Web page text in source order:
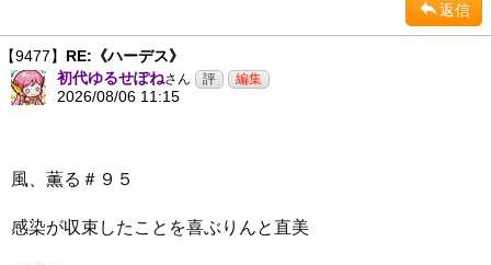
返信
【9477】 RE:《ハーデス》
初代ゆるせぽねさん
2026/08/06 11:15
風、薫る＃９５
感染が収束したことを喜ぶりんと直美